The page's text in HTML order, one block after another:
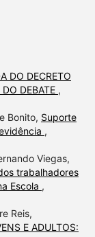
DO DECRETO
DEBATE ,
Bonito, Suporte
,
Viegas,
trabalhadores
Escola ,
Reis,
E ADULTOS: